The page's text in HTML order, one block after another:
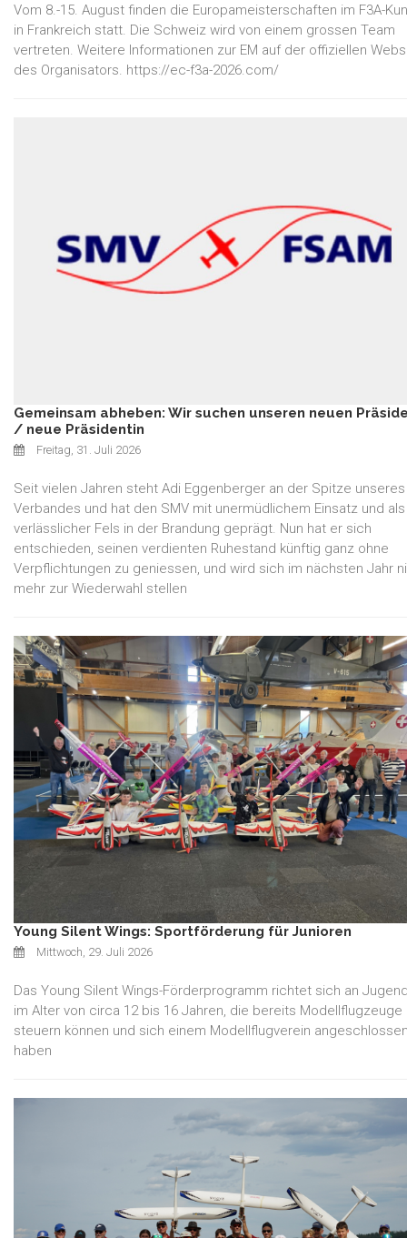
Vom 8.-15. August finden die Europameisterschaften im F3A-
in Frankreich statt. Die Schweiz wird von einem grossen Team
vertreten. Weitere Informationen zur EM auf der offiziellen
des Organisators. https://ec-f3a-2026.com/
Gemeinsam abheben: Wir suchen unseren neuen
/ neue Präsidentin
Freitag, 31. Juli 2026
Seit vielen Jahren steht Adi Eggenberger an der Spitze unseres
Verbandes und hat den SMV mit unermüdlichem Einsatz und als
verlässlicher Fels in der Brandung geprägt. Nun hat er sich
entschieden, seinen verdienten Ruhestand künftig ganz ohne
Verpflichtungen zu geniessen, und wird sich im nächsten Jahr
mehr zur Wiederwahl stellen
Young Silent Wings: Sportförderung für Junioren
Mittwoch, 29. Juli 2026
Das Young Silent Wings-Förderprogramm richtet sich an
im Alter von circa 12 bis 16 Jahren, die bereits Modellflugzeuge
steuern können und sich einem Modellflugverein
haben